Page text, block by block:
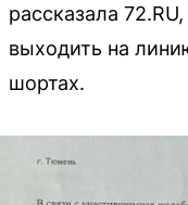
рассказала
выходить на
шортах.